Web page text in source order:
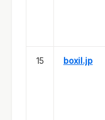
15 boxil.jp